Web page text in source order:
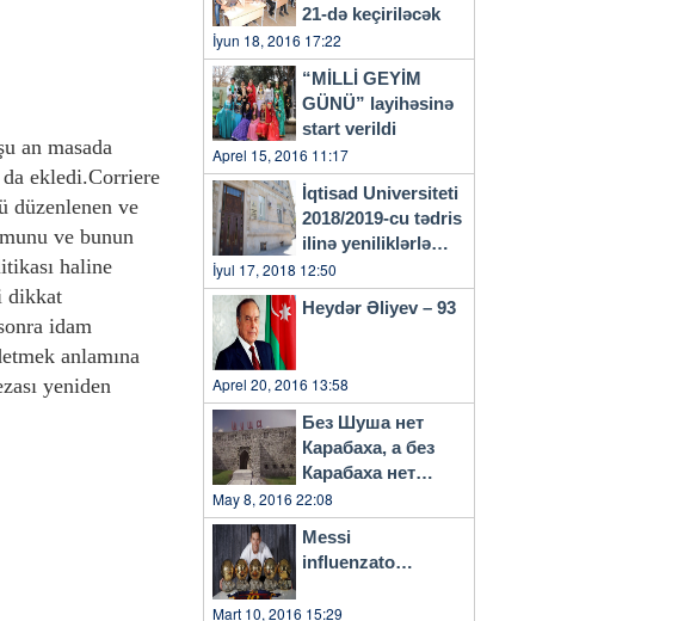
an masada
ekledi.Corriere
düzenlenen ve
ve bunun
haline
dikkat
idam
anlamına
yeniden
21-də keçiriləcək
İyun 18, 2016 17:22
“MİLLİ GEYİM
GÜNÜ” layihəsinə
start verildi
Aprel 15, 2016 11:17
İqtisad Universiteti
2018/2019-cu tədris
ilinə yeniliklərlə
başlayacaq
İyul 17, 2018 12:50
Heydər Əliyev – 93
Aprel 20, 2016 13:58
Без Шуша нет
Карабаха, а без
Карабаха нет
Азербайджана…
May 8, 2016 22:08
Messi
influenzato…
Mart 10, 2016 15:29